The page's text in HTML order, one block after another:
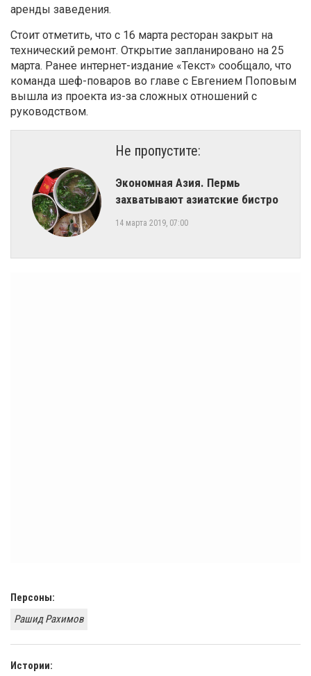
аренды заведения.
Стоит отметить, что с 16 марта ресторан закрыт на
технический ремонт. Открытие запланировано на 25
марта. Ранее интернет-издание «Текст» сообщало, что
команда шеф-поваров во главе с Евгением Поповым
вышла из проекта из-за сложных отношений с
руководством.
Не пропустите:
Экономная Азия. Пермь
захватывают азиатские бистро
14 марта 2019, 07:00
Персоны:
Рашид Рахимов
Истории: